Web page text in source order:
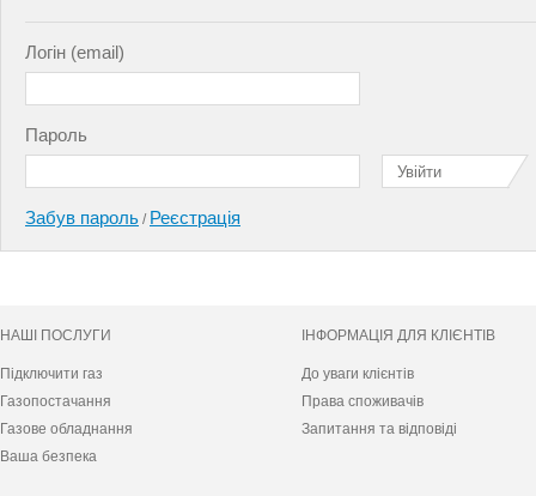
Логін (email)
Пароль
Забув пароль / Реєстрація
НАШІ ПОСЛУГИ
Підключити газ
Газопостачання
Газове обладнання
Ваша безпека
ІНФОРМАЦІЯ ДЛЯ КЛІЄНТІВ
До уваги клієнтів
Права споживачів
Запитання та відповіді